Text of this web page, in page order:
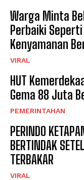
Warga Minta
Perbaiki
Kenyamanan
VIRAL
HUT
Gema 88 Juta
PEMERINTAHAN
PERINDO
BERTINDAK
TERBAKAR
VIRAL